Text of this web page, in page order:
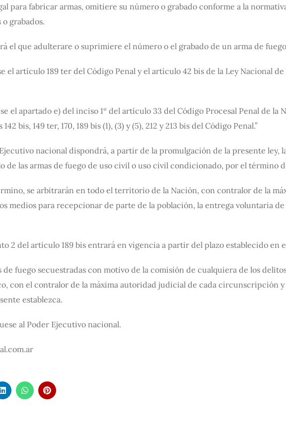
para fabricar armas, omitiere su número o grabado conforme a la
grabados.
el que adulterare o suprimiere el número o el grabado de un arma de
el artículo 189 ter del Código Penal y el artículo 42 bis de la Ley Nacional de
el apartado e) del inciso 1º del artículo 33 del Código Procesal Penal de la
bis, 149 ter, 170, 189 bis (1), (3) y (5), 212 y 213 bis del Código Penal.”
Ejecutivo nacional dispondrá, a partir de la promulgación de la presente
las armas de fuego de uso civil o uso civil condicionado, por el término
se arbitrarán en todo el territorio de la Nación, con contralor de la
medios para recepcionar de parte de la población, la entrega voluntaria
2 del artículo 189 bis entrará en vigencia a partir del plazo establecido en
de fuego secuestradas con motivo de la comisión de cualquiera de los
con el contralor de la máxima autoridad judicial de cada circunscripción
establezca.
al Poder Ejecutivo nacional.